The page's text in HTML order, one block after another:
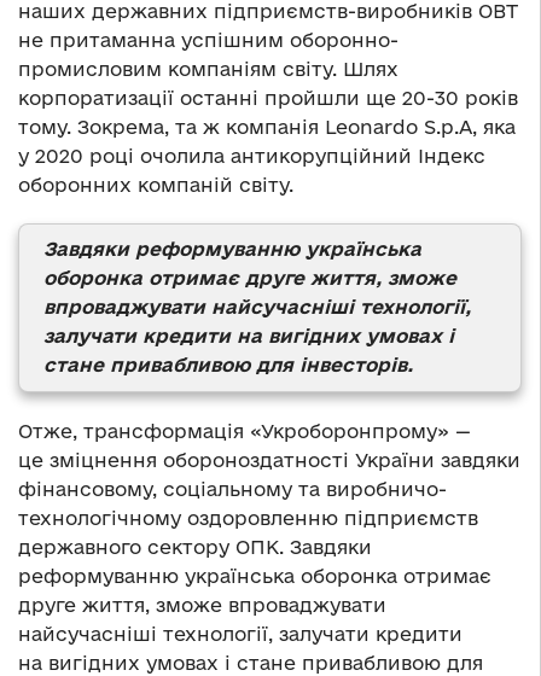
наших державних підприємств-виробників ОВТ
не притаманна успішним оборонно-
промисловим компаніям світу. Шлях
корпоратизації останні пройшли ще 20-30 років
тому. Зокрема, та ж компанія Leonardo S.p.A, яка
у 2020 році очолила антикорупційний Індекс
оборонних компаній світу.
Завдяки реформуванню українська
оборонка отримає друге життя, зможе
впроваджувати найсучасніші технології,
залучати кредити на вигідних умовах і
стане привабливою для інвесторів.
Отже, трансформація «Укроборонпрому» —
це зміцнення обороноздатності України завдяки
фінансовому, соціальному та виробничо-
технологічному оздоровленню підприємств
державного сектору ОПК. Завдяки
реформуванню українська оборонка отримає
друге життя, зможе впроваджувати
найсучасніші технології, залучати кредити
на вигідних умовах і стане привабливою для